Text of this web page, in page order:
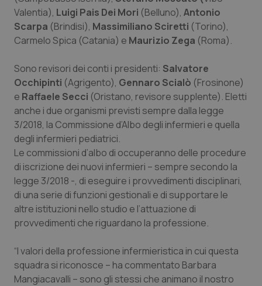
Marche
Molise
Piemonte
Provincia Autonoma di Bolzano
Provincia Autonoma di Trento
Puglia
Sardegna
Sicilia
Toscana
Umbria
Donna & Salute
Epatiti
HIV
Infezioni & Febbre
Ipertensione & Scompenso
Malattie rare
Malattia di Crohn & Rettocolite Ulcerosa
Neuroscienze & patologie neurodegenerative
Obesità
Oftalmologia
Valentia), Luigi Pais Dei Mori (Belluno), Antonio
Scarpa (Brindisi), Massimiliano Sciretti (Torino),
Carmelo Spica (Catania) e Maurizio Zega (Roma).
Sono revisori dei conti i presidenti: Salvatore
Occhipinti (Agrigento), Gennaro Scialò (Frosinone)
e Raffaele Secci (Oristano, revisore supplente). Eletti
anche i due organismi previsti sempre dalla legge
3/2018, la Commissione d’Albo degli infermieri e quella
degli infermieri pediatrici.
Le commissioni d’albo di occuperanno delle procedure
di iscrizione dei nuovi infermieri – sempre secondo la
legge 3/2018 -, di eseguire i provvedimenti disciplinari,
di una serie di funzioni gestionali e di supportare le
altre istituzioni nello studio e l’attuazione di
provvedimenti che riguardano la professione.
“I valori della professione infermieristica in cui questa
squadra si riconosce – ha commentato Barbara
Mangiacavalli – sono gli stessi che animano il nostro